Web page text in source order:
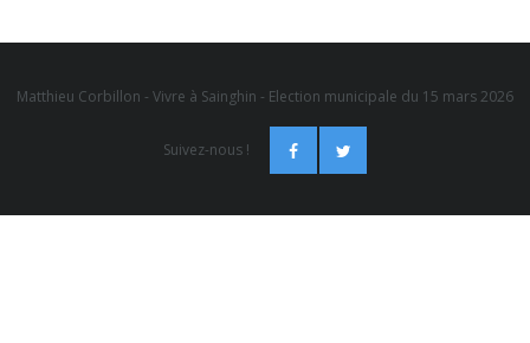
Matthieu Corbillon - Vivre à Sainghin - Election municipale du 15 mars 2026
Suivez-nous !